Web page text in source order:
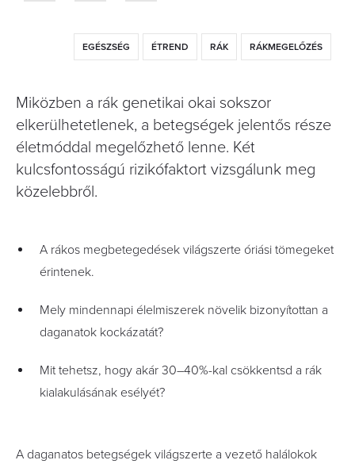
EGÉSZSÉG ÉTREND RÁK RÁKMEGELŐZÉS
Miközben a rák genetikai okai sokszor
elkerülhetetlenek, a betegségek jelentős része
életmóddal megelőzhető lenne. Két
kulcsfontosságú rizikófaktort vizsgálunk meg
közelebbről.
A rákos megbetegedések világszerte óriási tömegeket
érintenek.
Mely mindennapi élelmiszerek növelik bizonyítottan a
daganatok kockázatát?
Mit tehetsz, hogy akár 30–40%-kal csökkentsd a rák
kialakulásának esélyét?
A daganatos betegségek világszerte a vezető halálokok